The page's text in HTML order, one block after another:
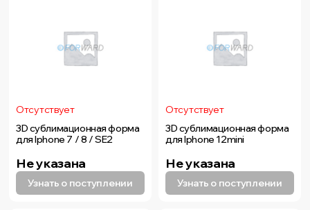
Отсутствует
3D сублимационная форма
для Iphone 7 / 8 / SE2
Не указана
Узнать о поступлении
Отсутствует
3D сублимационная форма
для Iphone 12mini
Не указана
Узнать о поступлении